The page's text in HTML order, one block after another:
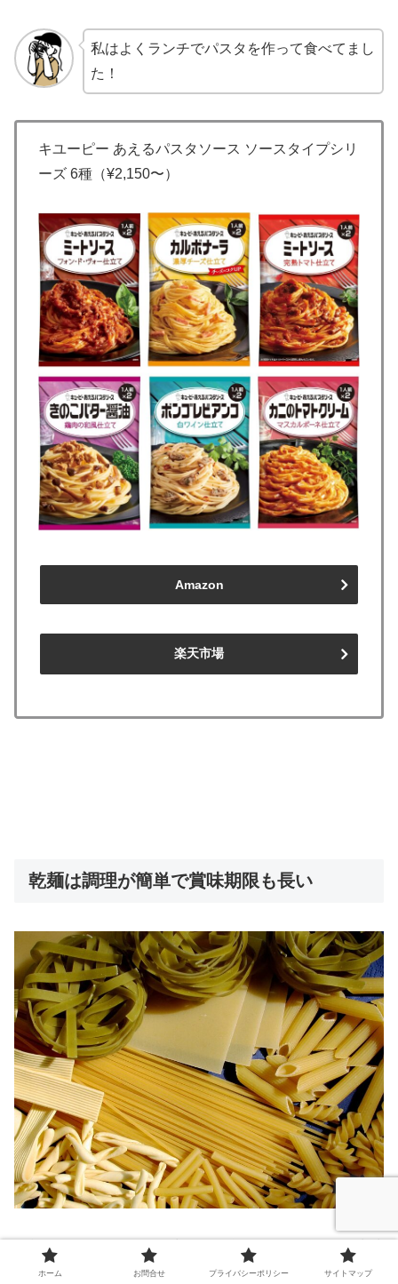
私はよくランチでパスタを作って食べてまし
た！
キユーピー あえるパスタソース ソースタイプシリ
ーズ 6種（¥2,150〜）
Amazon
楽天市場
乾麺は調理が簡単で賞味期限も長い
乾麺はキャリーケースの中でも場所を取りませんし、
期限が長いので韓国留学の持ち物への追加がおすすめで
ホーム お問合せ プライバシーポリシー サイトマップ